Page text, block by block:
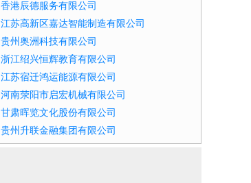
香港辰德服务有限公司
江苏高新区嘉达智能制造有限公司
贵州奥洲科技有限公司
浙江绍兴恒辉教育有限公司
江苏宿迁鸿运能源有限公司
河南荥阳市启宏机械有限公司
甘肃晖览文化股份有限公司
贵州升联金融集团有限公司